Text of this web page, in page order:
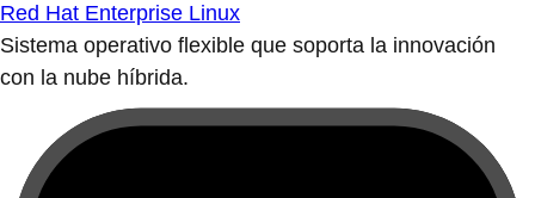
Red Hat Enterprise Linux
Sistema operativo flexible que soporta la innovación
con la nube híbrida.